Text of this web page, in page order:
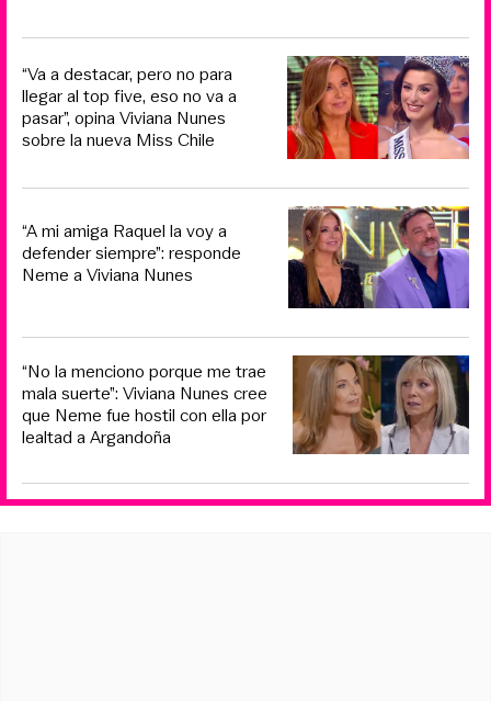
“Va a destacar, pero no para
llegar al top five, eso no va a
pasar”, opina Viviana Nunes
sobre la nueva Miss Chile
“A mi amiga Raquel la voy a
defender siempre”: responde
Neme a Viviana Nunes
“No la menciono porque me trae
mala suerte”: Viviana Nunes cree
que Neme fue hostil con ella por
lealtad a Argandoña